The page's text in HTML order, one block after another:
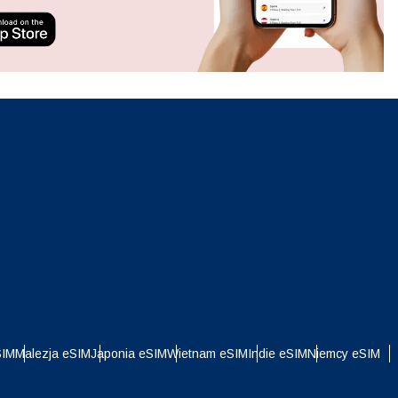
Malezja eSIMJaponia eSIMWietnam eSIMIndie eSIMNiemcy eSIM